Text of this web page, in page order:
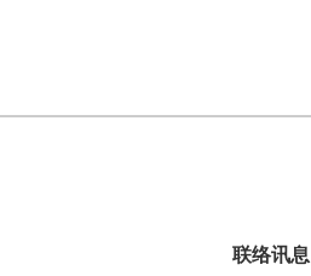
联络讯息